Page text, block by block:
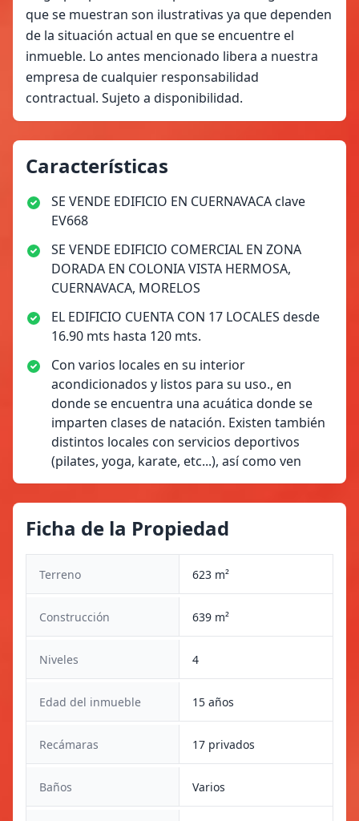
que se muestran son ilustrativas ya que dependen
de la situación actual en que se encuentre el
inmueble. Lo antes mencionado libera a nuestra
empresa de cualquier responsabilidad
contractual. Sujeto a disponibilidad.
Características
SE VENDE EDIFICIO EN CUERNAVACA clave
EV668
SE VENDE EDIFICIO COMERCIAL EN ZONA
DORADA EN COLONIA VISTA HERMOSA,
CUERNAVACA, MORELOS
EL EDIFICIO CUENTA CON 17 LOCALES desde
16.90 mts hasta 120 mts.
Con varios locales en su interior
acondicionados y listos para su uso., en
donde se encuentra una acuática donde se
imparten clases de natación. Existen también
distintos locales con servicios deportivos
(pilates, yoga, karate, etc...), así como ven
Ficha de la Propiedad
Terreno 623 m²
Construcción 639 m²
Niveles 4
Edad del inmueble 15 años
Recámaras 17 privados
Baños Varios